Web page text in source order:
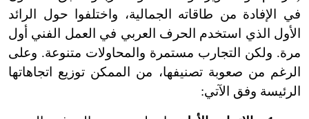
في الإفادة من طاقاته الجمالية، واختلفوا حول الرائد
الأول الذي استخدم الحرف العربي في العمل الفني أول
مرة. ولكن التجارب مستمرة والمحاولات متنوعة. وعلى
الرغم من صعوبة تصنيفها، من الممكن توزيع اتجاهاتها
الرئيسة وفق الآتي: